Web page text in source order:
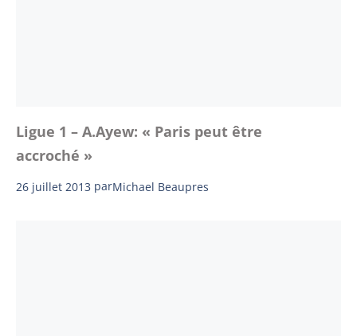
Ligue 1 – A.Ayew: « Paris peut être
accroché »
26 juillet 2013 parMichael Beaupres